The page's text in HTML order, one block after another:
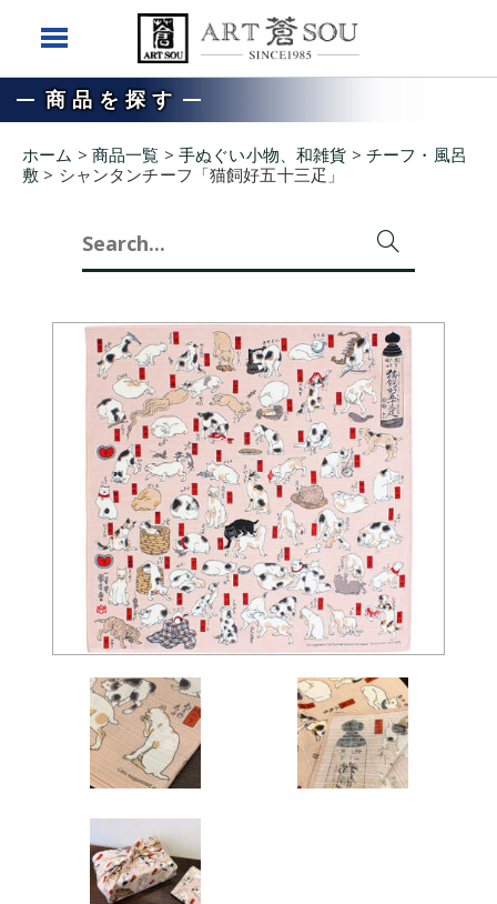
商品を探す
ホーム > 商品一覧 > 手ぬぐい小物、和雑貨 > チーフ・風呂
敷 > シャンタンチーフ「猫飼好五十三疋」
Search